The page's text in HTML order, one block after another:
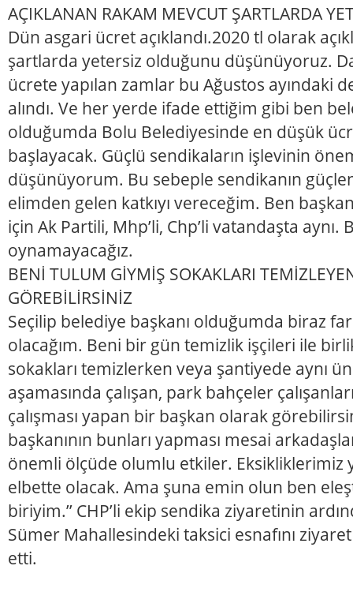
AÇIKLANAN RAKAM MEVCUT ŞARTLARDA
Dün asgari ücret açıklandı.2020 tl olarak
şartlarda yetersiz olduğunu düşünüyoruz.
ücrete yapılan zamlar bu Ağustos ayındaki
alındı. Ve her yerde ifade ettiğim gibi ben
olduğumda Bolu Belediyesinde en düşük
başlayacak. Güçlü sendikaların işlevinin
düşünüyorum. Bu sebeple sendikanın
elimden gelen katkıyı vereceğim. Ben
için Ak Partili, Mhp’li, Chp’li vatandaşta
oynamayacağız.
BENİ TULUM GİYMİŞ SOKAKLARI
GÖREBİLİRSİNİZ
Seçilip belediye başkanı olduğumda biraz
olacağım. Beni bir gün temizlik işçileri ile
sokakları temizlerken veya şantiyede aynı
aşamasında çalışan, park bahçeler
çalışması yapan bir başkan olarak
başkanının bunları yapması mesai
önemli ölçüde olumlu etkiler. Eksikliklerimiz
elbette olacak. Ama şuna emin olun ben
biriyim.’’ CHP’li ekip sendika ziyaretinin
Sümer Mahallesindeki taksici esnafını
etti.